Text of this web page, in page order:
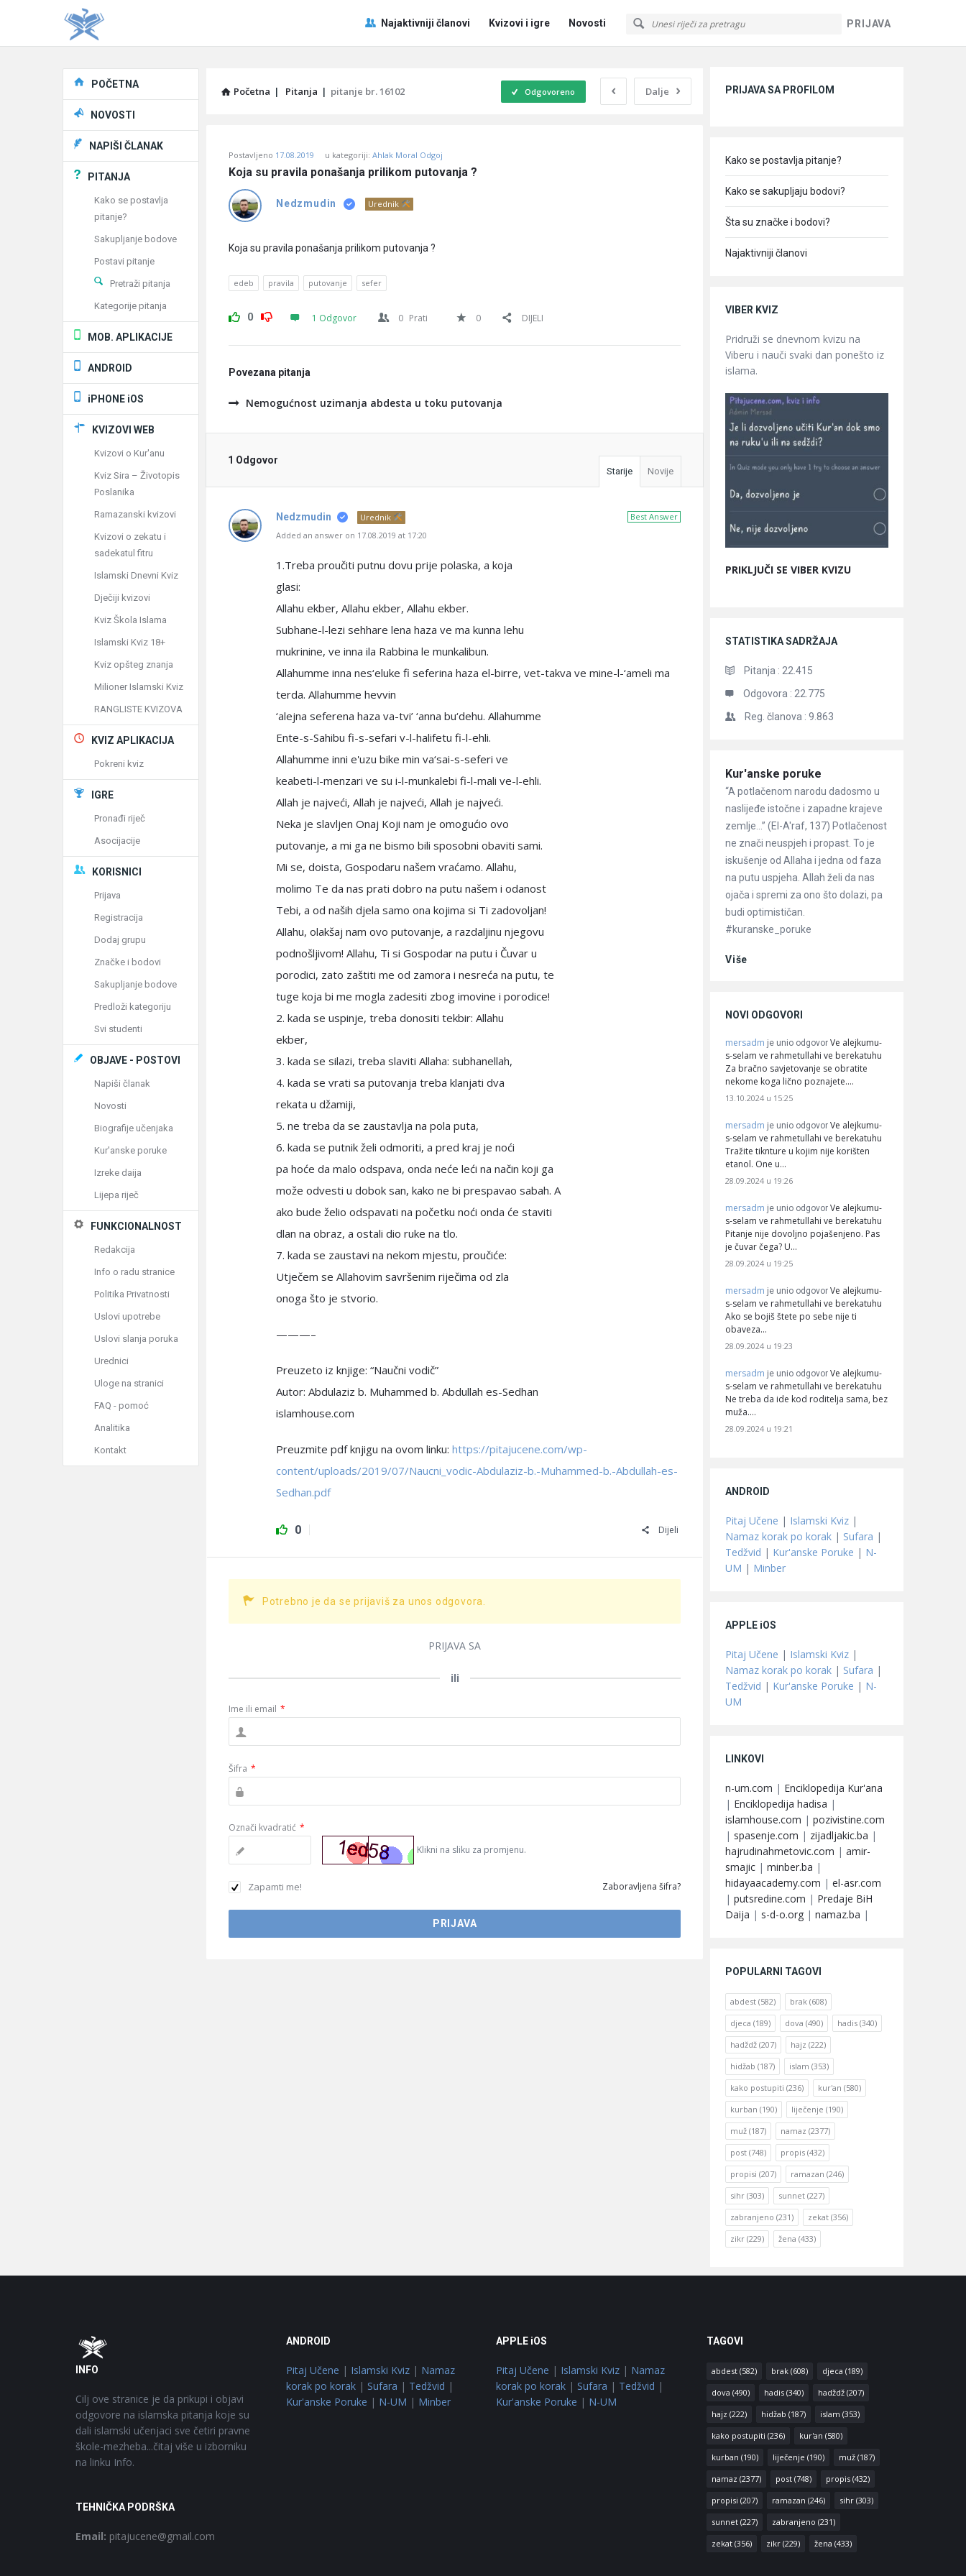
PRIJAVA
Pitaj
Učene
Navigacija
Najaktivniji članovi Kvizovi i igre Novosti
Početna | Pitanja | pitanje br. 16102 Dalje
Odgovoreno
Učene
Latest
Pitanja
Postavljeno 17.08.2019 u kategoriji: Ahlak Moral Odgoj
Koja su pravila ponašanja prilikom putovanja ?
Nedzmudin Urednik
Koja su pravila ponašanja prilikom putovanja ?
edeb pravila putovanje sefer
0 1 Odgovor 0 Prati 0 DIJELI
Povezana pitanja
Nemogućnost uzimanja abdesta u toku putovanja
1 Odgovor
Starije Novije
Best Answer
Nedzmudin
Urednik
Added an answer on 17.08.2019 at 17:20
1.Treba proučiti putnu dovu prije polaska, a koja
glasi:
Allahu ekber, Allahu ekber, Allahu ekber.
Subhane-l-lezi sehhare lena haza ve ma kunna lehu
mukrinine, ve inna ila Rabbina le munkalibun.
Allahumme inna nes‘eluke fi seferina haza el-birre, vet-takva ve mine-l-‘ameli ma
terda. Allahumme hevvin
‘alejna seferena haza va-tvi’ ‘anna bu‘dehu. Allahumme
Ente-s-Sahibu fi-s-sefari v-l-halifetu fi-l-ehli.
Allahumme inni e'uzu bike min va‘sai-s-seferi ve
keabeti-l-menzari ve su i-l-munkalebi fi-l-mali ve-l-ehli.
Allah je najveći, Allah je najveći, Allah je najveći.
Neka je slavljen Onaj Koji nam je omogućio ovo
putovanje, a mi ga ne bismo bili sposobni obaviti sami.
Mi se, doista, Gospodaru našem vraćamo. Allahu,
molimo Te da nas prati dobro na putu našem i odanost
Tebi, a od naših djela samo ona kojima si Ti zadovoljan!
Allahu, olakšaj nam ovo putovanje, a razdaljinu njegovu
podnošljivom! Allahu, Ti si Gospodar na putu i Čuvar u
porodici, zato zaštiti me od zamora i nesreća na putu, te
tuge koja bi me mogla zadesiti zbog imovine i porodice!
2. kada se uspinje, treba donositi tekbir: Allahu
ekber,
3. kada se silazi, treba slaviti Allaha: subhanellah,
4. kada se vrati sa putovanja treba klanjati dva
rekata u džamiji,
5. ne treba da se zaustavlja na pola puta,
6. kada se putnik želi odmoriti, a pred kraj je noći
pa hoće da malo odspava, onda neće leći na način koji ga
može odvesti u dobok san, kako ne bi prespavao sabah. A
ako bude želio odspavati na početku noći onda će staviti
dlan na obraz, a ostali dio ruke na tlo.
7. kada se zaustavi na nekom mjestu, proučiće:
Utječem se Allahovim savršenim riječima od zla
onoga što je stvorio.
———–
Preuzeto iz knjige: “Naučni vodič”
Autor: Abdulaziz b. Muhammed b. Abdullah es-Sedhan
islamhouse.com
Preuzmite pdf knjigu na ovom linku: https://pitajucene.com/wp-
content/uploads/2019/07/Naucni_vodic-Abdulaziz-b.-Muhammed-b.-Abdullah-es-
Sedhan.pdf
0 Dijeli
Potrebno je da se prijaviš za unos odgovora.
PRIJAVA SA
ili
Ime ili email *
Šifra *
Označi kvadratić *
Klikni na sliku za promjenu.
Zapamti me! Zaboravljena šifra?
PRIJAVA SA PROFILOM
Kako se postavlja pitanje?
Kako se sakupljaju bodovi?
Šta su značke i bodovi?
Najaktivniji članovi
VIBER KVIZ
Pridruži se dnevnom kvizu na
Viberu i nauči svaki dan ponešto iz
islama.
PRIKLJUČI SE VIBER KVIZU
STATISTIKA SADRŽAJA
Pitanja : 22.415
Odgovora : 22.775
Reg. članova : 9.863
Članci
Kur'anske poruke
“A potlačenom narodu dadosmo u
naslijeđe istočne i zapadne krajeve
zemlje…” (El-A'raf, 137) Potlačenost
ne znači neuspjeh i propast. To je
iskušenje od Allaha i jedna od faza
na putu uspjeha. Allah želi da nas
ojača i spremi za ono što dolazi, pa
budi optimističan.
#kuranske_poruke
Više
NOVI ODGOVORI
mersadm je unio odgovor Ve alejkumu-
s-selam ve rahmetullahi ve berekatuhu
Za bračno savjetovanje se obratite
nekome koga lično poznajete.…
13.10.2024 u 15:25
mersadm je unio odgovor Ve alejkumu-
s-selam ve rahmetullahi ve berekatuhu
Tražite tiknture u kojim nije korišten
etanol. One u…
28.09.2024 u 19:26
mersadm je unio odgovor Ve alejkumu-
s-selam ve rahmetullahi ve berekatuhu
Pitanje nije dovoljno pojašenjeno. Pas
je čuvar čega? U…
28.09.2024 u 19:25
mersadm je unio odgovor Ve alejkumu-
s-selam ve rahmetullahi ve berekatuhu
Ako se bojiš štete po sebe nije ti
obaveza…
28.09.2024 u 19:23
mersadm je unio odgovor Ve alejkumu-
s-selam ve rahmetullahi ve berekatuhu
Ne treba da ide kod roditelja sama, bez
muža.…
28.09.2024 u 19:21
ANDROID
Pitaj Učene | Islamski Kviz |
Namaz korak po korak | Sufara |
Tedžvid | Kur'anske Poruke | N-
UM | Minber
APPLE iOS
Pitaj Učene | Islamski Kviz |
Namaz korak po korak | Sufara |
Tedžvid | Kur'anske Poruke | N-
UM
LINKOVI
n-um.com | Enciklopedija Kur'ana
| Enciklopedija hadisa |
islamhouse.com | pozivistine.com
| spasenje.com | zijadljakic.ba |
hajrudinahmetovic.com | amir-
smajic | minber.ba |
hidayaacademy.com | el-asr.com
| putsredine.com | Predaje BiH
Daija | s-d-o.org | namaz.ba |
POPULARNI TAGOVI
abdest (582) brak (608)
djeca (189) dova (490) hadis (340)
hadždž (207) hajz (222)
hidžab (187) islam (353)
kako postupiti (236) kur'an (580)
kurban (190) liječenje (190)
muž (187) namaz (2377)
post (748) propis (432)
propisi (207) ramazan (246)
sihr (303) sunnet (227)
zabranjeno (231) zekat (356)
zikr (229) žena (433)
Explore
POČETNA
NOVOSTI
NAPIŠI ČLANAK
PITANJA
Kako se postavlja
pitanje?
Sakupljanje bodove
Postavi pitanje
Pretraži pitanja
Kategorije pitanja
MOB. APLIKACIJE
ANDROID
iPHONE iOS
KVIZOVI WEB
Kvizovi o Kur'anu
Kviz Sira – Životopis
Poslanika
Ramazanski kvizovi
Kvizovi o zekatu i
sadekatul fitru
Islamski Dnevni Kviz
Dječiji kvizovi
Kviz Škola Islama
Islamski Kviz 18+
Kviz opšteg znanja
Milioner Islamski Kviz
RANGLISTE KVIZOVA
KVIZ APLIKACIJA
Pokreni kviz
IGRE
Pronađi riječ
Asocijacije
KORISNICI
Prijava
Registracija
Dodaj grupu
Značke i bodovi
Sakupljanje bodove
Predloži kategoriju
Svi studenti
OBJAVE - POSTOVI
Napiši članak
Novosti
Biografije učenjaka
Kur'anske poruke
Izreke daija
Lijepa riječ
FUNKCIONALNOST
Redakcija
Info o radu stranice
Politika Privatnosti
Uslovi upotrebe
Uslovi slanja poruka
Urednici
Uloge na stranici
FAQ - pomoć
Analitika
Kontakt
Footer
INFO
Cilj ove stranice je da prikupi i objavi
odgovore na islamska pitanja koje su
dali islamski učenjaci sve četiri pravne
škole-mezheba...čitaj više u izborniku
na linku Info.
TEHNIČKA PODRŠKA
Email: pitajucene@gmail.com
ANDROID
Pitaj Učene | Islamski Kviz| Namaz
korak po korak| Sufara | Tedžvid |
Kur'anske Poruke | N-UM | Minber
APPLE iOS
Pitaj Učene | Islamski Kviz | Namaz
korak po korak | Sufara | Tedžvid |
Kur'anske Poruke | N-UM
TAGOVI
abdest(582) brak(608) djeca (189)
dova (490) hadis(340) hadždž(207)
hajz (222) hidžab (187) islam (353)
kako postupiti (236) kur'an (580)
kurban (190) liječenje (190) muž(187)
namaz (2377) post(748) propis(432)
propisi (207) ramazan (246) sihr(303)
sunnet(227) zabranjeno (231)
zekat(356) zikr(229) žena (433)